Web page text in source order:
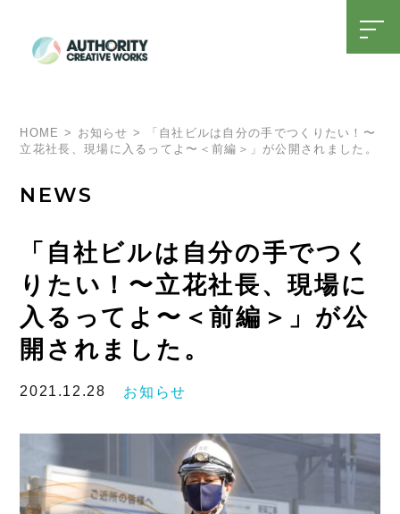
t
g
v
HOME > お知らせ >
「自社ビルは自分の手でつくりたい！〜
立花社長、現場に入るってよ〜＜前編＞」が公開されました。
NEWS
「自社ビルは自分の手でつく
りたい！〜立花社長、現場に
入るってよ〜＜前編＞」が公
開されました。
2021.12.28 お知らせ